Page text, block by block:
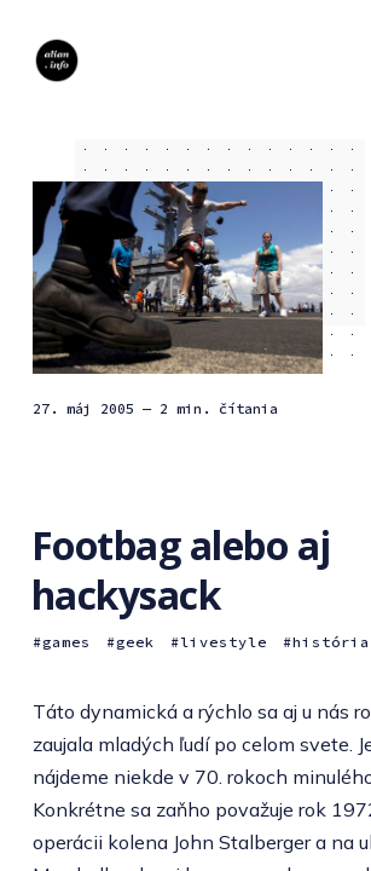
27. máj 2005 — 2 min. čítania
Footbag alebo aj
hackysack
games geek livestyle história
Táto dynamická a rýchlo sa aj u nás
zaujala mladých ľudí po celom svete.
nájdeme niekde v 70. rokoch
Konkrétne sa zaňho považuje rok
operácii kolena John Stalberger a na